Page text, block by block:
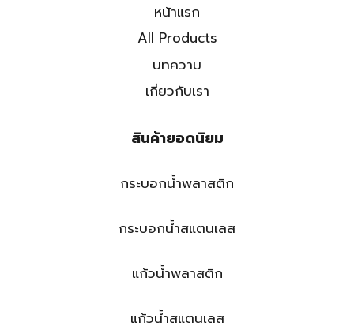
หน้าแรก
All Products
บทความ
เกี่ยวกับเรา
สินค้ายอดนิยม
กระบอกน้ำพลาสติก
กระบอกน้ำสแตนเลส
แก้วน้ำพลาสติก
แก้วน้ำสแตนเลส